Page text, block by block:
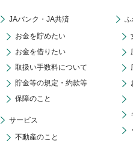
JAバンク・JA共済
お金を貯めたい
お金を借りたい
取扱い手数料について
貯金等の規定・約款等
保障のこと
サービス
不動産のこと